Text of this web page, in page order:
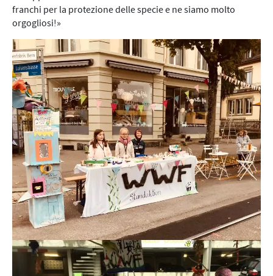
franchi per la protezione delle specie e ne siamo molto
orgogliosi!»